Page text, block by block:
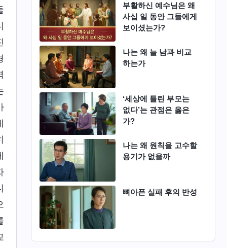
부활하신 예수님은 왜
사십 일 동안 그들에게
보이셨는가?
나는 왜 늘 남과 비교
하는가
‘세상에 틀린 부모는
없다’는 관점은 옳은
가?
나는 왜 원칙을 고수할
용기가 없을까
뼈아픈 실패 후의 반성